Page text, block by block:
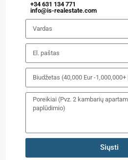
+34 631 134 771
info@is-realestate.com
Siųsti